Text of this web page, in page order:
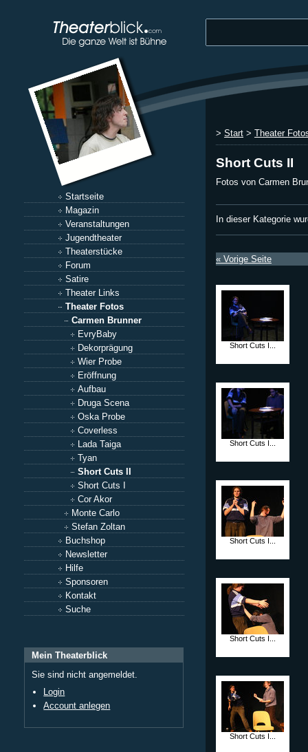
Startseite
Magazin
Veranstaltungen
Jugendtheater
Theaterstücke
Forum
Satire
Theater Links
Theater Fotos
Carmen Brunner
EvryBaby
Dekorprägung
Wier Probe
Eröffnung
Aufbau
Druga Scena
Oska Probe
Coverless
Lada Taiga
Tyan
Short Cuts II
Short Cuts I
Cor Akor
Monte Carlo
Stefan Zoltan
Buchshop
Newsletter
Hilfe
Sponsoren
Kontakt
Suche
Mein Theaterblick
Sie sind nicht angemeldet.
Login
Account anlegen
> Start > Theater
Short Cuts II
Fotos von Carmen
In dieser Kategorie
« Vorige Seite
Short Cuts I...
Short Cuts I...
Short Cuts I...
Short Cuts I...
Short Cuts I...